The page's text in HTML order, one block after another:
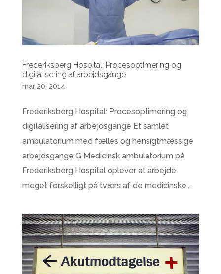
Frederiksberg Hospital: Procesoptimering og
digitalisering af arbejdsgange
mar 20, 2014
Frederiksberg Hospital: Procesoptimering og
digitalisering af arbejdsgange Et samlet
ambulatorium med fælles og hensigtmæssige
arbejdsgange G Medicinsk ambulatorium på
Frederiksberg Hospital oplever at arbejde
meget forskelligt på tværs af de medicinske...